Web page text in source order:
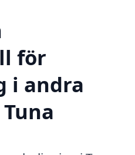
för
i andra